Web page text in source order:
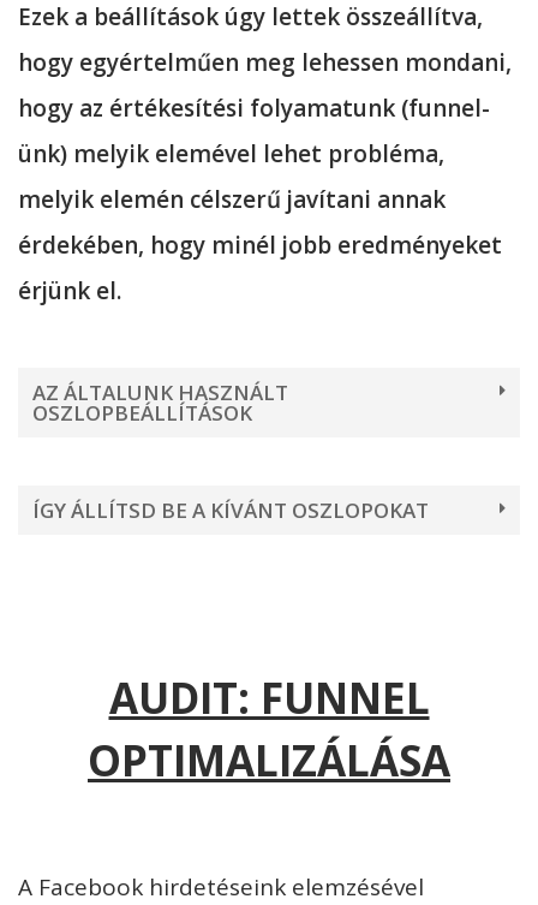
Ezek a beállítások úgy lettek összeállítva,
hogy egyértelműen meg lehessen mondani,
hogy az értékesítési folyamatunk (funnel-
ünk) melyik elemével lehet probléma,
melyik elemén célszerű javítani annak
érdekében, hogy minél jobb eredményeket
érjünk el.
AZ ÁLTALUNK HASZNÁLT
OSZLOPBEÁLLÍTÁSOK
ÍGY ÁLLÍTSD BE A KÍVÁNT OSZLOPOKAT
AUDIT: FUNNEL
OPTIMALIZÁLÁSA
A Facebook hirdetéseink elemzésével